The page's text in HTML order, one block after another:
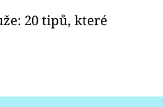
20 tipů, které